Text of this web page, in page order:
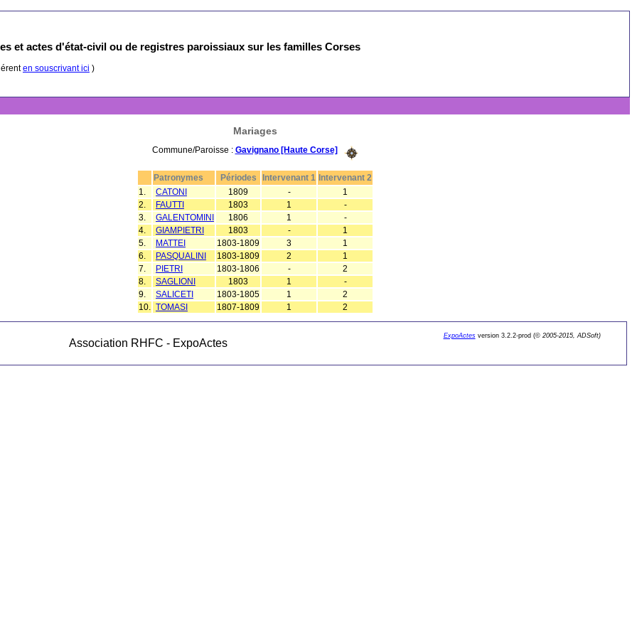
et actes d'état-civil ou de registres paroissiaux sur les familles Corses
en souscrivant ici )
Mariages
Commune/Paroisse : Gavignano [Haute Corse]
Patronymes Périodes Intervenant 1 Intervenant 2
1.
CATONI 1809 -
1
2.
FAUTTI 1803 1
-
3.
GALENTOMINI 1806 1
-
4.
GIAMPIETRI 1803 -
1
5.
MATTEI 1803-1809 3
1
6.
PASQUALINI 1803-1809 2
1
7.
PIETRI 1803-1806 -
2
8.
SAGLIONI 1803 1
-
9.
SALICETI 1803-1805 1
2
10.
TOMASI 1807-1809 1 2
Association RHFC - ExpoActes
ExpoActesversion 3.2.2-prod (©2005-2015, ADSoft)